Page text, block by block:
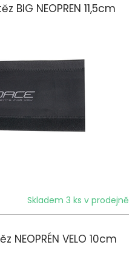
NEOPREN 11,5cm
Skladem 3 ks v prodejně
VELO 10cm